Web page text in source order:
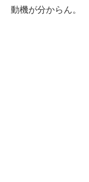
動機が分からん。